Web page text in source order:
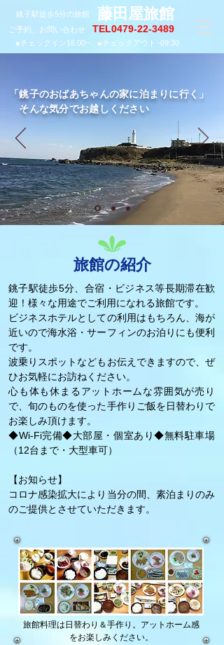
藤田屋旅館
銚子駅徒歩5分の旅館
​TEL0479-22-3489
​ご予約、お問い合わせ
​●チェックイン16:00~ ●チェックアウト~09:30
「銚子のおばあちゃんの家に泊まりに行く」
​ そんな気分でお越しください
旅館の紹介
銚子駅徒歩5分、合宿・ビジネス等長期滞在歓
迎！様々な用途でご利用になれる旅館です。
ビジネスホテルとしての利用はもちろん、海が
近いので海水浴・サーフィンのお泊りにも便利
です。
波乗りスポットなどもお伝えできますので、ぜ
ひお気軽にお訪ねください。
心も体も休まるアットホームな雰囲気が売り
で、旬のものを使った手作りご飯を日替わりで
お楽しみ頂けます。
◆Wi-Fi完備◆大部屋・個室あり◆無料駐車場
（12台まで・大型車可）
【お知らせ】
​コロナ感染拡大により当分の間、素泊まりのみ
のご提供とさせていただきます。
旅館料理は日替わり＆手作り。アットホーム感
をお楽しみください。